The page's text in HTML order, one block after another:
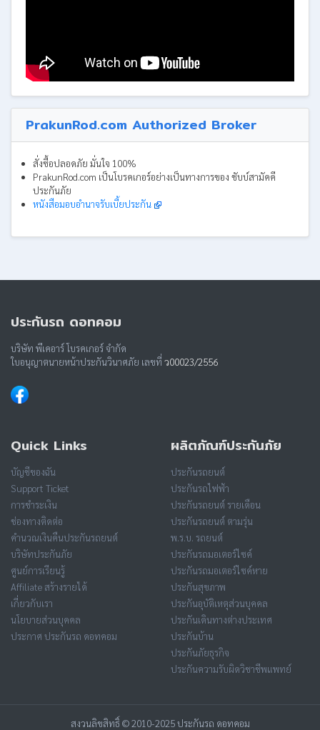
PrakunRod.com Authorized Broker
สั่งซื้อปลอดภัย มั่นใจ 100%
PrakunRod.com เป็นโบรคเกอร์อย่างเป็นทางการของ ชับบ์สามัคคี
ประกันภัย
หนังสือมอบอำนาจรับเบี้ยประกัน
ประกันรถ ดอทคอม
บริษัท พีเคอาร์ โบรคเกอร์ จำกัด
ใบอนุญาตนายหน้าประกันวินาศภัย เลขที่ ว00023/2556
Quick Links
บัญชีของฉัน
Support Ticket
การชำระเงิน
ช่องทางติดต่อ
คำนวณเงินคืนประกันรถยนต์
บริษัทประกันภัย
ศูนย์การเรียนรู้
Affiliate สร้างรายได้
เกี่ยวกับเรา
นโยบายส่วนบุคคล
ประกาศ ประกันรถ ดอทคอม
ผลิตภัณฑ์ประกันภัย
ประกันรถยนต์
ประกันรถไฟฟ้า
ประกันรถยนต์ รายเดือน
ประกันรถยนต์ ตามรุ่น
พ.ร.บ. รถยนต์
ประกันรถมอเตอร์ไซค์
ประกันรถมอเตอร์ไซค์หาย
ประกันสุขภาพ
ประกันอุบัติเหตุส่วนบุคคล
ประกันเดินทางต่างประเทศ
ประกันบ้าน
ประกันภัยธุรกิจ
ประกันความรับผิดวิชาชีพแพทย์
สงวนลิขสิทธิ์ © 2010-2025 ประกันรถ ดอทคอม